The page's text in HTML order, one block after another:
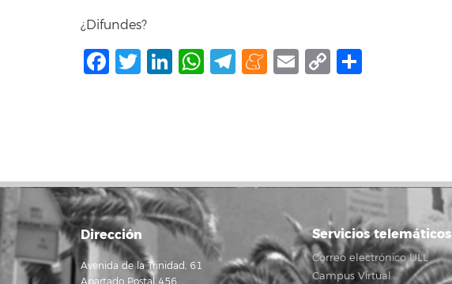
¿Difundes?
Facebook
Twitter
LinkedIn
WhatsApp
Telegram
Meneame
Email
Copy
Dirección
Avenida de la Trinidad, 61
Servicios telemáticos
Correo electrónico ULL
Campus Virtual